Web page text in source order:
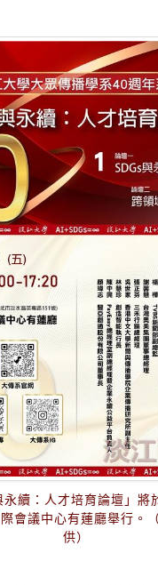
續：人才培育論壇」將
會議中心有蓮廳舉行。
供）